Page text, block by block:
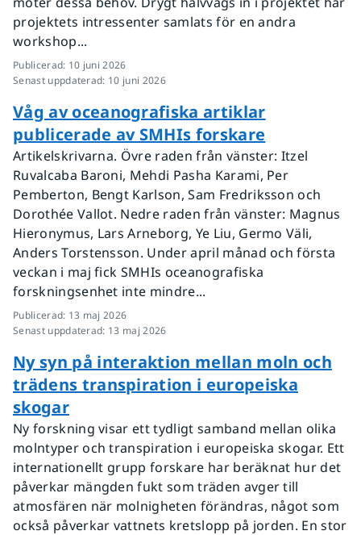
projektets intressenter samlats för en andra
workshop...
Publicerad: 10 juni 2026
Senast uppdaterad: 10 juni 2026
Våg av oceanografiska artiklar
publicerade av SMHIs forskare
Artikelskrivarna. Övre raden från vänster: Itzel
Ruvalcaba Baroni, Mehdi Pasha Karami, Per
Pemberton, Bengt Karlson, Sam Fredriksson och
Dorothée Vallot. Nedre raden från vänster: Magnus
Hieronymus, Lars Arneborg, Ye Liu, Germo Väli,
Anders Torstensson. Under april månad och första
veckan i maj fick SMHIs oceanografiska
forskningsenhet inte mindre...
Publicerad: 13 maj 2026
Senast uppdaterad: 13 maj 2026
Ny syn på interaktion mellan moln och
trädens transpiration i europeiska
skogar
Ny forskning visar ett tydligt samband mellan olika
molntyper och transpiration i europeiska skogar. Ett
internationellt grupp forskare har beräknat hur det
påverkar mängden fukt som träden avger till
atmosfären när molnigheten förändras, något som
också påverkar vattnets kretslopp på jorden. En stor